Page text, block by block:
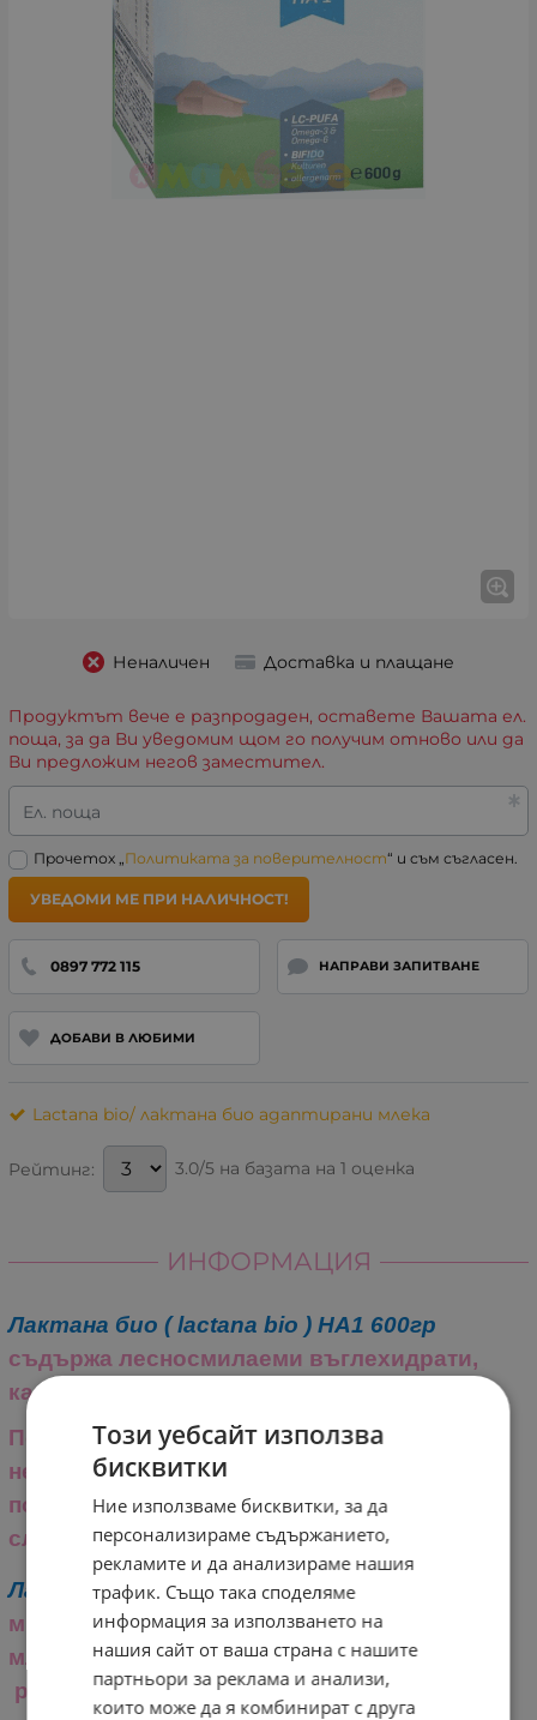
Неналичен Доставка и плащане
Продуктът вече е разпродаден, оставете Вашата ел.
поща, за да Ви уведомим щом го получим отново или да
Ви предложим негов заместител.
Ел. поща
Прочетох „Политиката за поверителност“ и съм съгласен.
УВЕДОМИ МЕ ПРИ НАЛИЧНОСТ!
0897 772 115 НАПРАВИ ЗАПИТВАНЕ
ДОБАВИ В ЛЮБИМИ
Lactana bio/ лактана био адаптирани млека
Рейтинг: 3.0/5 на базата на 1 оценка
ИНФОРМАЦИЯ
Лактана био ( lactana bio ) HA1 600гр
съдържа лесносмилаеми въглехидрати,
както и 4 вида ценни бифидобактерии.
Подходящо за консумация от бебета, които
не са кърмени и при които се наблюдава
повишен риск от алергии. Може да се дава
след прекратяване на кърменето.
Лактана био ( lactana bio )HA1
много по-малко алергени, поради факта, че
млечния белтък, включен в него е
раздробен на много по-малки частици.
Този уебсайт използва
бисквитки
Ние използваме бисквитки, за да
персонализираме съдържанието,
рекламите и да анализираме нашия
трафик. Също така споделяме
информация за използването на
нашия сайт от ваша страна с нашите
партньори за реклама и анализи,
които може да я комбинират с друга